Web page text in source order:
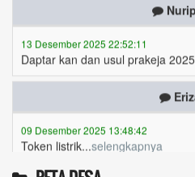
Daptar kan dan usul prakeja
Token listrik...selengkapnya